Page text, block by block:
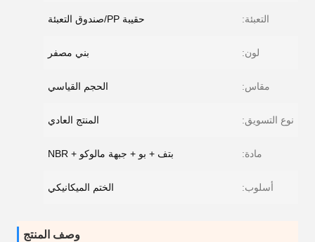
التعبئة: حقيبة PP/صندوق التعبئة
لون: بني مصفر
مقاس: الحجم القياسي
نوع التسويق: المنتج العادي
مادة: بتف + بو + جبهة مالوكو + NBR
أسلوب: الختم الميكانيكي
وصف المنتج